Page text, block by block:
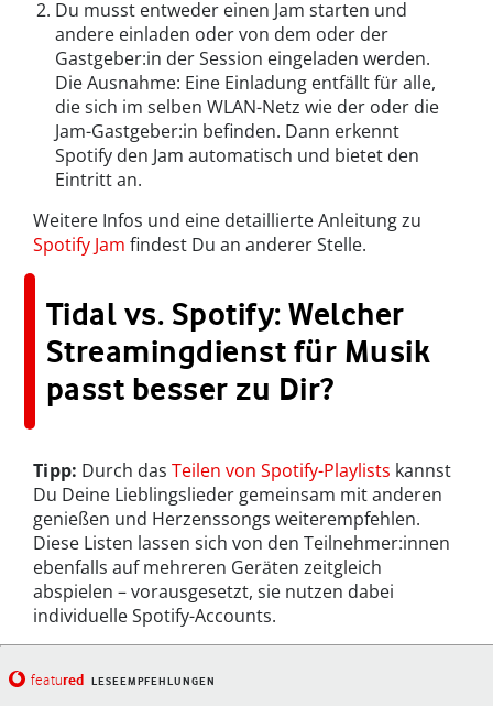
Du musst entweder einen Jam starten und
andere einladen oder von dem oder der
Gastgeber:in der Session eingeladen werden.
Die Ausnahme: Eine Einladung entfällt für alle,
die sich im selben WLAN-Netz wie der oder die
Jam-Gastgeber:in befinden. Dann erkennt
Spotify den Jam automatisch und bietet den
Eintritt an.
Weitere Infos und eine detaillierte Anleitung zu
Spotify Jam findest Du an anderer Stelle.
Tidal vs. Spotify: Welcher
Streamingdienst für Musik
passt besser zu Dir?
Tipp: Durch dasTeilen von Spotify-Playlists kannst
Du Deine Lieblingslieder gemeinsam mit anderen
genießen und Herzenssongs weiterempfehlen.
Diese Listen lassen sich von den Teilnehmer:innen
ebenfalls auf mehreren Geräten zeitgleich
abspielen – vorausgesetzt, sie nutzen dabei
individuelle Spotify-Accounts.
featured LESEEMPFEHLUNGEN